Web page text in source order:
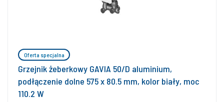
Oferta specjalna
Grzejnik żeberkowy GAVIA 50/D aluminium,
podłączenie dolne 575 x 80.5 mm, kolor biały, moc
110.2 W